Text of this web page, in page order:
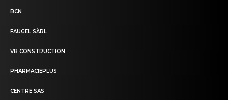
BCN
FAUGEL SÀRL
VB CONSTRUCTION
PHARMACIEPLUS
CENTRE SAS